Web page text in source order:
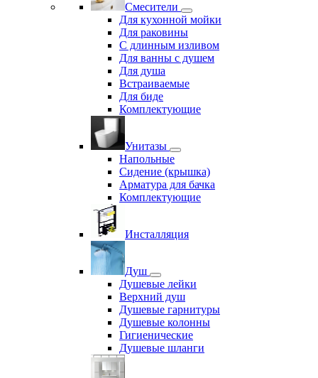
Смесители
Для кухонной мойки
Для раковины
С длинным изливом
Для ванны с душем
Для душа
Встраиваемые
Для биде
Комплектующие
Унитазы
Напольные
Сидение (крышка)
Арматура для бачка
Комплектующие
Инсталляция
Душ
Душевые лейки
Верхний душ
Душевые гарнитуры
Душевые колонны
Гигиенические
Душевые шланги